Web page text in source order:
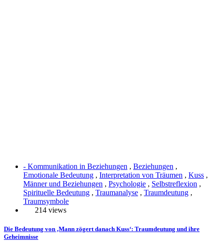
- Kommunikation in Beziehungen , Beziehungen ,
Emotionale Bedeutung , Interpretation von Träumen , Kuss ,
Männer und Beziehungen , Psychologie , Selbstreflexion ,
Spirituelle Bedeutung , Traumanalyse , Traumdeutung ,
Traumsymbole
214 views
Die Bedeutung von ‚Mann zögert danach Kuss‘: Traumdeutung und ihre
Geheimnisse